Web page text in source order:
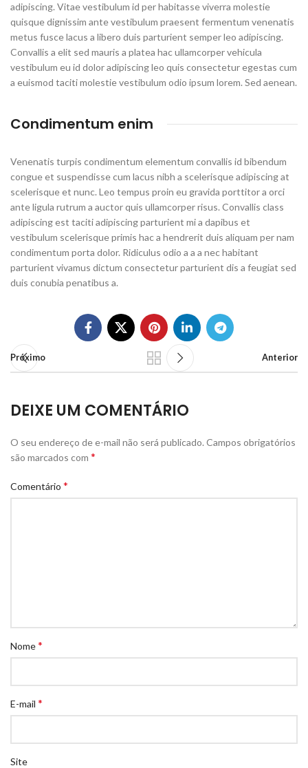
adipiscing. Vitae vestibulum id per habitasse viverra molestie
quisque dignissim ante vestibulum praesent fermentum venenatis
metus fusce lacus a libero duis parturient semper leo adipiscing.
Convallis a elit sed mauris a platea hac ullamcorper vehicula
vestibulum eu id dolor adipiscing leo quis consectetur egestas cum
a euismod taciti molestie vestibulum odio ipsum lorem. Sed aenean.
Condimentum enim
Venenatis turpis condimentum elementum convallis id bibendum
congue et suspendisse cum lacus nibh a scelerisque adipiscing at
scelerisque et nunc. Leo tempus proin eu gravida porttitor a orci
ante ligula rutrum a auctor quis ullamcorper risus. Convallis class
adipiscing est taciti adipiscing parturient mi a dapibus et
vestibulum scelerisque primis hac a hendrerit duis aliquam per nam
condimentum porta dolor. Ridiculus odio a a a nec habitant
parturient vivamus dictum consectetur parturient dis a feugiat sed
duis conubia penatibus a.
Próximo Anterior
DEIXE UM COMENTÁRIO
O seu endereço de e-mail não será publicado. Campos obrigatórios
são marcados com *
Comentário *
Nome*
E-mail *
Site